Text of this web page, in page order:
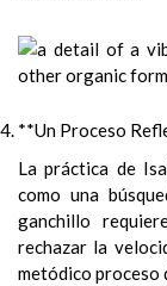
**Un Proceso
La práctica de
como una
ganchillo
rechazar la
metódico proceso